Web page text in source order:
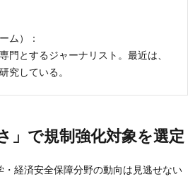
ム）：
門とするジャーナリスト。最近は、
究している。
さ」で規制強化対象を選定
経済安全保障分野の動向は見逃せない